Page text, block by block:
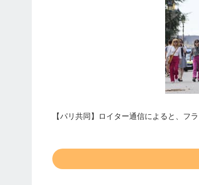
【パリ共同】ロイター通信によると、